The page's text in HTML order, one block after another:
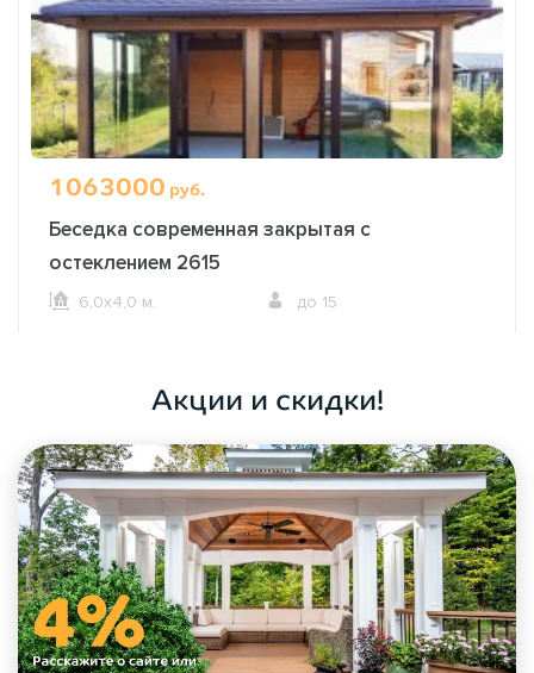
1063000 руб.
Беседка современная закрытая с
остеклением 2615
6,0х4,0 м. до 15
Акции и скидки!